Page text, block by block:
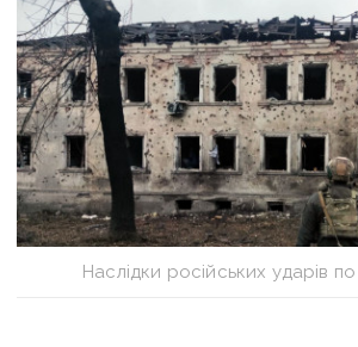
Наслідки російських ударів